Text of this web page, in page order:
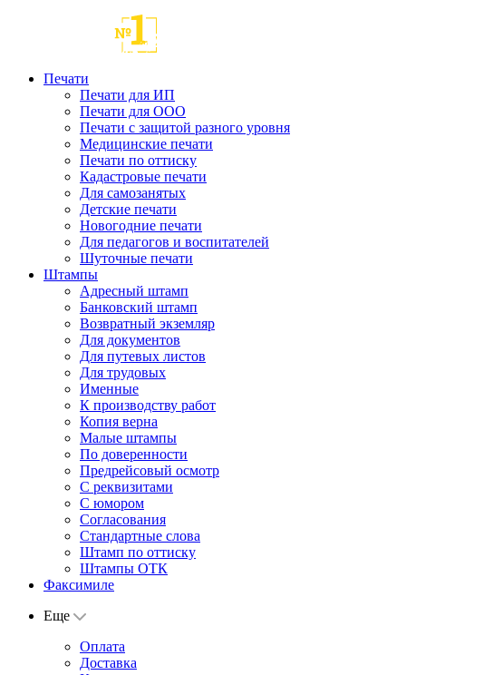
Печати
Печати для ИП
Печати для ООО
Печати с защитой разного уровня
Медицинские печати
Печати по оттиску
Кадастровые печати
Для самозанятых
Детские печати
Новогодние печати
Для педагогов и воспитателей
Шуточные печати
Штампы
Адресный штамп
Банковский штамп
Возвратный экземляр
Для документов
Для путевых листов
Для трудовых
Именные
К производству работ
Копия верна
Малые штампы
По доверенности
Предрейсовый осмотр
С реквизитами
С юмором
Согласования
Стандартные слова
Штамп по оттиску
Штампы ОТК
Факсимиле
Еще
Оплата
Доставка